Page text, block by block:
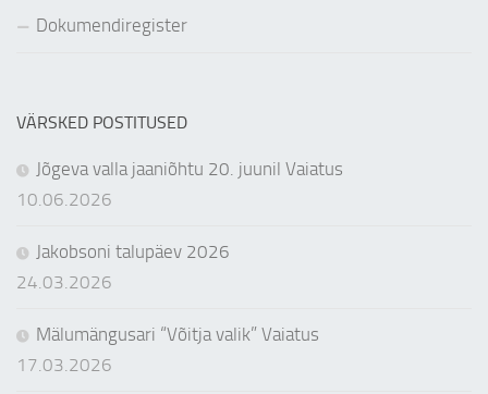
Dokumendiregister
VÄRSKED POSTITUSED
Jõgeva valla jaaniõhtu 20. juunil Vaiatus
10.06.2026
Jakobsoni talupäev 2026
24.03.2026
Mälumängusari “Võitja valik” Vaiatus
17.03.2026